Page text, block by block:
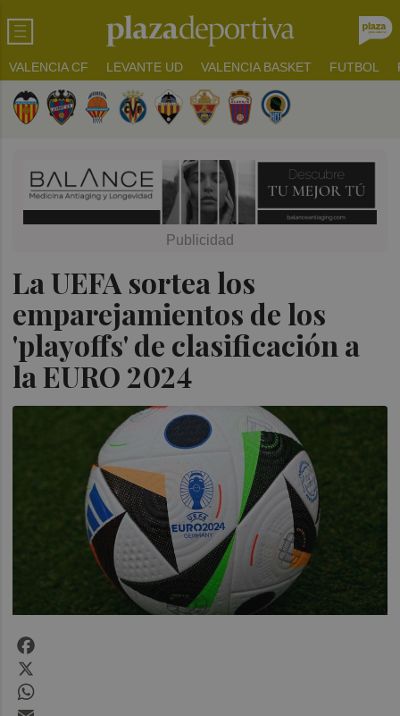
VALENCIA CF LEVANTE UD VALENCIA BASKET FUTBOL
La UEFA sortea los
emparejamientos de los
'playoffs' de clasificación a
la EURO 2024